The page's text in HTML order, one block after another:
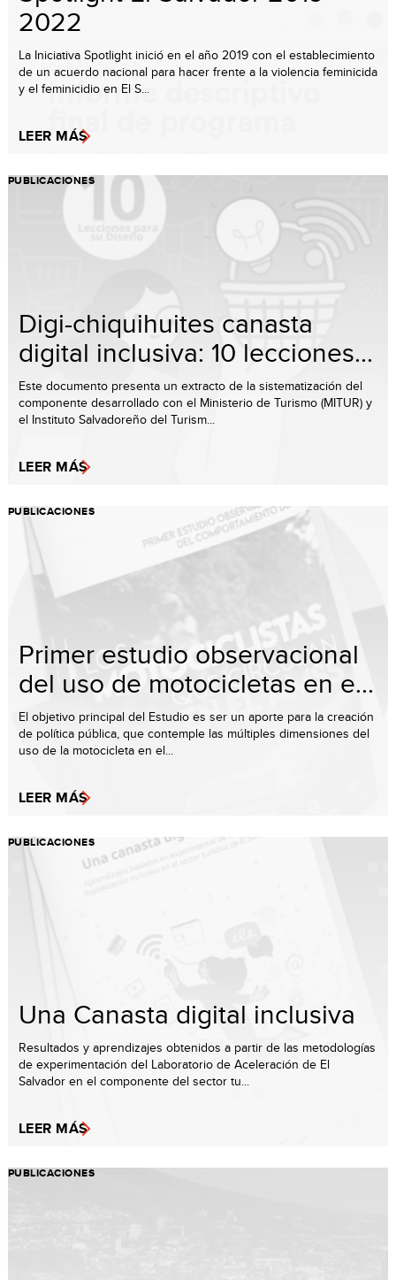
2022
La Iniciativa Spotlight inició en el año 2019 con el establecimiento
de un acuerdo nacional para hacer frente a la violencia feminicida
y el feminicidio en El S...
LEER MÁS
PUBLICACIONES
Digi-chiquihuites canasta
digital inclusiva: 10 lecciones...
Este documento presenta un extracto de la sistematización del
componente desarrollado con el Ministerio de Turismo (MITUR) y
el Instituto Salvadoreño del Turism...
LEER MÁS
PUBLICACIONES
Primer estudio observacional
del uso de motocicletas en e...
El objetivo principal del Estudio es ser un aporte para la creación
de política pública, que contemple las múltiples dimensiones del
uso de la motocicleta en el...
LEER MÁS
PUBLICACIONES
Una Canasta digital inclusiva
Resultados y aprendizajes obtenidos a partir de las metodologías
de experimentación del Laboratorio de Aceleración de El
Salvador en el componente del sector tu...
LEER MÁS
PUBLICACIONES